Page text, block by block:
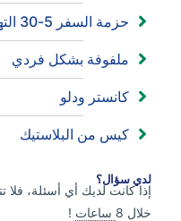
حزمة السفر 5-30 التهم
ملفوفة بشكل فردي
كانستر ودلو
كيس من البلاستيك
لدي سؤال؟
إذا كانت لديك أي أسئلة، فلا
خلال 8
ساعات !